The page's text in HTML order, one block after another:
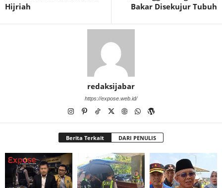
Hijriah
Bakar Disekujur Tubuh
redaksijabar
https://expose.web.id/
Berita Terkait DARI PENULIS